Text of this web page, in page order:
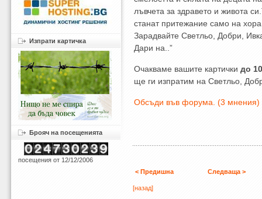
лъвчета за здравето и живота
станат притежание само на
Зарадвайте Светльо, Добри,
Дари на..”
Очакваме вашите картичкидо
ще ги изпратим на Светльо,
Обсъди във форума. (3 мнения)
< Предишна Следваща >
[назад]
Изпрати картичка
Брояч на посещенията
посещения от 12/12/2006